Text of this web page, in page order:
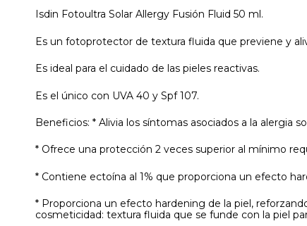
Isdin Fotoultra Solar Allergy Fusión Fluid 50 ml.
Es un fotoprotector de textura fluida que previene y
Es ideal para el cuidado de las pieles reactivas.
Es el único con UVA 40 y Spf 107.
Beneficios: * Alivia los síntomas asociados a la alergia
* Ofrece una protección 2 veces superior al mínimo
* Contiene ectoína al 1% que proporciona un efecto
* Proporciona un efecto hardening de la piel,
cosmeticidad: textura fluida que se funde con la piel